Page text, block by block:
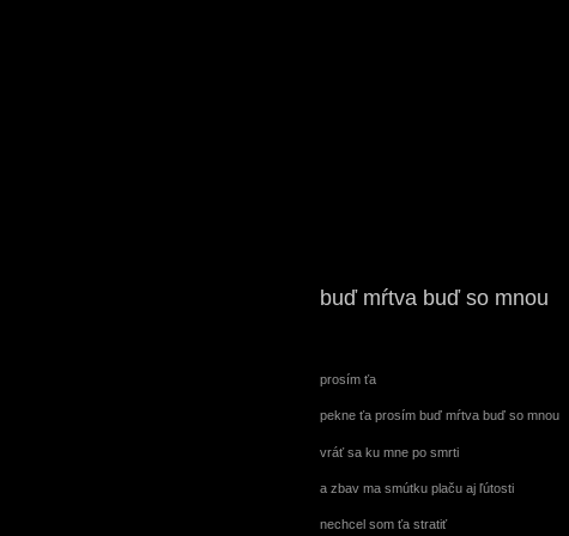
buď mŕtva buď so mnou
prosím ťa
pekne ťa prosím buď mŕtva buď so mnou
vráť sa ku mne po smrti
a zbav ma smútku plaču aj ľútosti
nechcel som ťa stratiť